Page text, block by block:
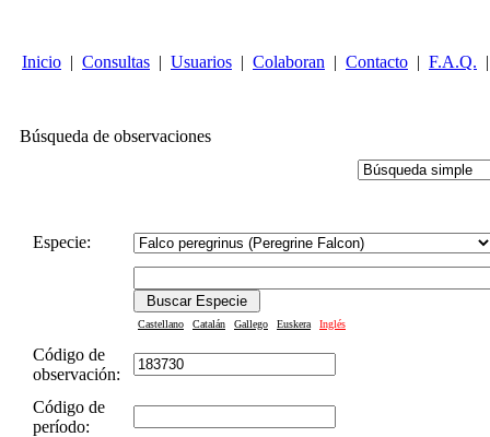
Inicio | Consultas | Usuarios | Colaboran | Contacto | F.A.Q. |
Búsqueda de observaciones
Especie:
Castellano Catalán Gallego Euskera Inglés
Código de
observación:
Código de
período: